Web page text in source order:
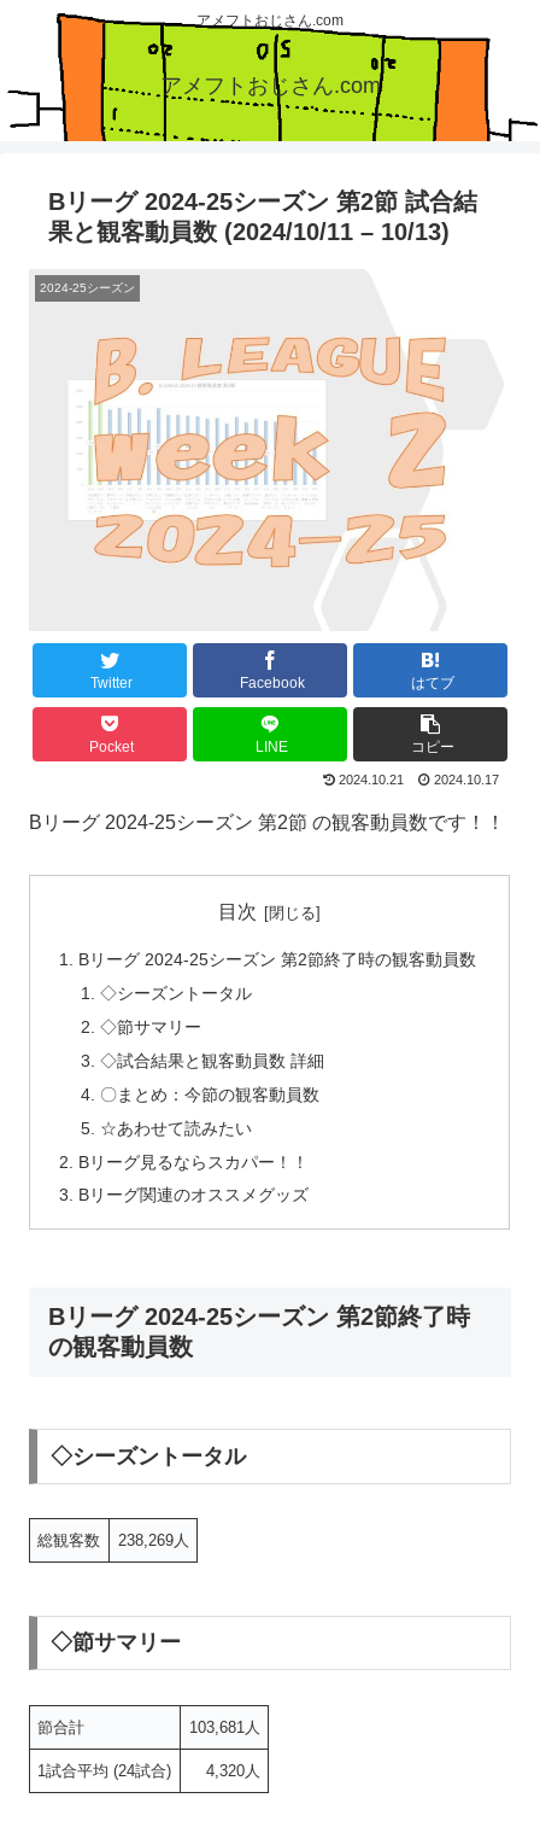
アメフトおじさん.com
アメフトおじさん.com
Bリーグ 2024-25シーズン 第2節 試合結
果と観客動員数 (2024/10/11 – 10/13)
2024-25シーズン
Twitter Facebook はてブ
Pocket LINE コピー
2024.10.21 2024.10.17
Bリーグ 2024-25シーズン 第2節 の観客動員数です！！
目次
Bリーグ 2024-25シーズン 第2節終了時の観客動員数
◇シーズントータル
◇節サマリー
◇試合結果と観客動員数 詳細
〇まとめ：今節の観客動員数
☆あわせて読みたい
Bリーグ見るならスカパー！！
Bリーグ関連のオススメグッズ
Bリーグ 2024-25シーズン 第2節終了時
の観客動員数
◇シーズントータル
総観客数 238,269人
◇節サマリー
節合計 103,681人
1試合平均 (24試合) 4,320人